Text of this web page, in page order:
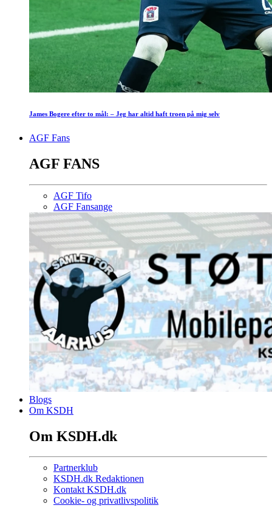
James Bogere efter to mål: – Jeg har altid haft troen på mig selv
AGF Fans
AGF FANS
AGF Tifo
AGF Fansange
Blogs
Om KSDH
Om KSDH.dk
Partnerklub
KSDH.dk Redaktionen
Kontakt KSDH.dk
Cookie- og privatlivspolitik